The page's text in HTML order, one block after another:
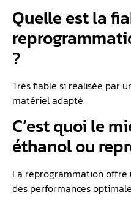
Quelle est la
?
Très fiable si réalisée par
matériel adapté.
C’est quoi le
éthanol ou
La reprogrammation
des performances